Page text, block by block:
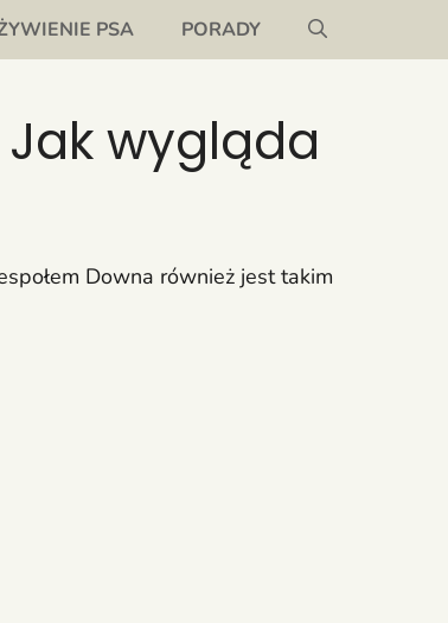
PSA PORADY
Jak wygląda
Downa również jest takim